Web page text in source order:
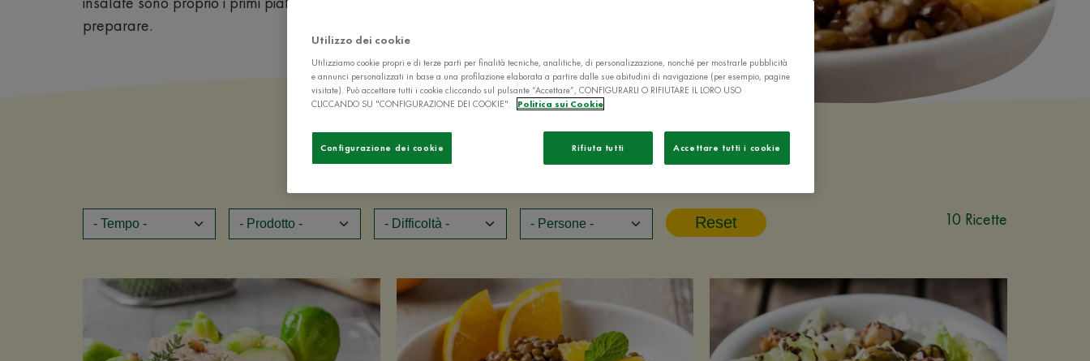
preparare.
10 Ricette
Utilizzo dei cookie
Utilizziamo cookie propri e di terze parti per finalità tecniche, analitiche, di personalizzazione, nonché per mostrarle pubblicità
e annunci personalizzati in base a una profilazione elaborata a partire dalle sue abitudini di navigazione (per esempio, pagine
visitate). Può accettare tutti i cookie cliccando sul pulsante “Accettare”, CONFIGURARLI O RIFIUTARE IL LORO USO
CLICCANDO SU "CONFIGURAZIONE DEI COOKIE".
Politica sui Cookie
Rifiuta tutti Accettare tutti i cookie
Configurazione dei cookie